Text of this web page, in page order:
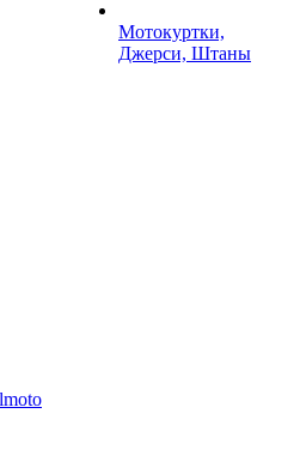
Мотокуртки,
Джерси, Штаны